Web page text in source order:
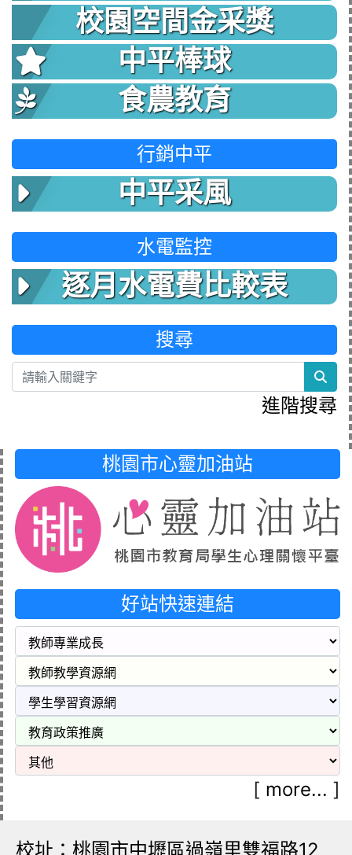
校園空間金采獎
中平棒球
食農教育
行銷中平
中平采風
水電監控
逐月水電費比較表
搜尋
進階搜尋
桃園市心靈加油站
好站快速連結
[ more... ]
校址：桃園市中壢區過嶺里雙福路12